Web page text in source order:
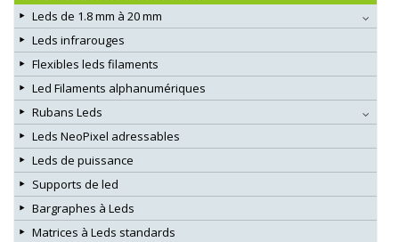
Leds de 1.8 mm à 20 mm
Leds infrarouges
Flexibles leds filaments
Led Filaments alphanumériques
Rubans Leds
Leds NeoPixel adressables
Leds de puissance
Supports de led
Bargraphes à Leds
Matrices à Leds standards